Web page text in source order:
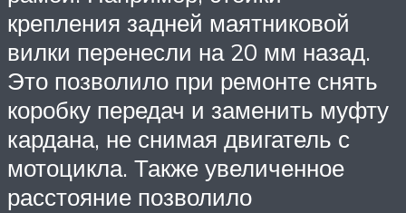
крепления задней маятниковой
вилки перенесли на 20 мм назад.
Это позволило при ремонте снять
коробку передач и заменить муфту
кардана, не снимая двигатель с
мотоцикла. Также увеличенное
расстояние позволило